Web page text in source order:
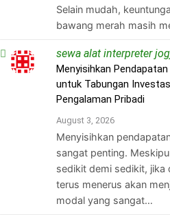
Selain mudah,
bawang merah masih
sewa alat interpreter
Menyisihkan
untuk Tabungan
Pengalaman Pribadi
August 3, 2026
Menyisihkan
sangat penting.
sedikit demi sedikit, jika
terus menerus akan
modal yang sangat…